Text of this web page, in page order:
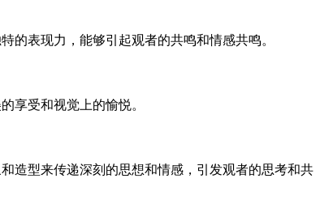
表现力，能够引起观者的共鸣和情感共鸣。
享受和视觉上的愉悦。
造型来传递深刻的思想和情感，引发观者的思考和共